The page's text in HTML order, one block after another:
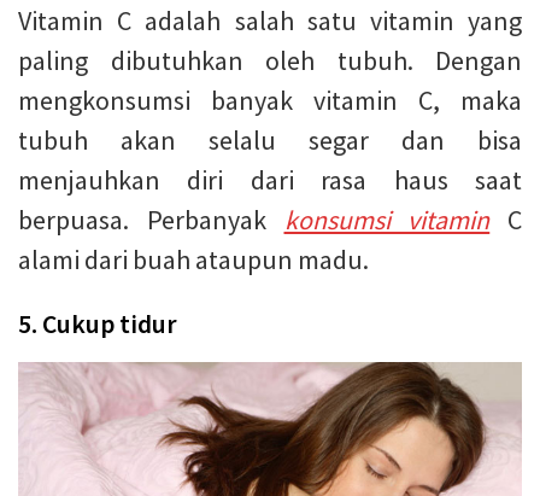
Vitamin C adalah salah satu vitamin yang
paling dibutuhkan oleh tubuh. Dengan
mengkonsumsi banyak vitamin C, maka
tubuh akan selalu segar dan bisa
menjauhkan diri dari rasa haus saat
berpuasa. Perbanyak konsumsi vitaminC
alami dari buah ataupun madu.
5. Cukup tidur